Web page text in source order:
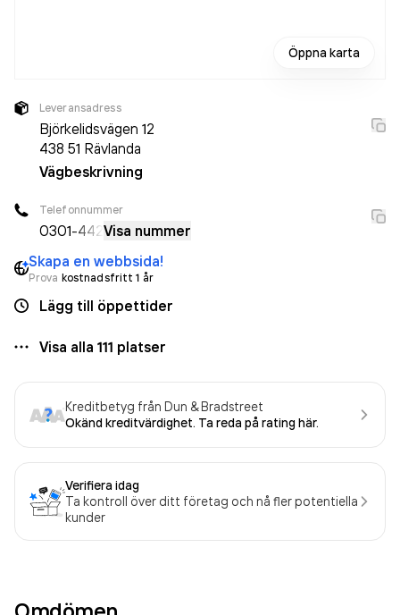
Öppna karta
Leveransadress
Björkelidsvägen 12
438 51 Rävlanda
Vägbeskrivning
Telefonnummer
0301-442Visa nummer
Skapa en webbsida!
Prova kostnadsfritt 1 år
Lägg till öppettider
Visa alla 111 platser
Kreditbetyg från Dun & Bradstreet
Okänd kreditvärdighet. Ta reda på rating här.
Verifiera idag
Ta kontroll över ditt företag och nå fler potentiella
kunder